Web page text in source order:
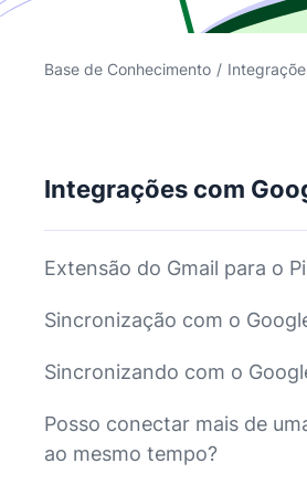
Base de Conhecimento /
Integrações com
Extensão do Gmail para o
Sincronização com o
Sincronizando com o
Posso conectar mais de
ao mesmo tempo?